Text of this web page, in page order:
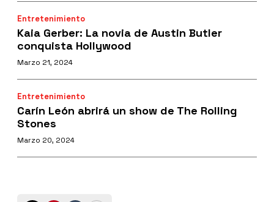
Entretenimiento
Kaia Gerber: La novia de Austin Butler
conquista Hollywood
Marzo 21, 2024
Entretenimiento
Carín León abrirá un show de The Rolling
Stones
Marzo 20, 2024